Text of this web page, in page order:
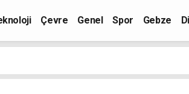
Çevre Genel Spor Gebze